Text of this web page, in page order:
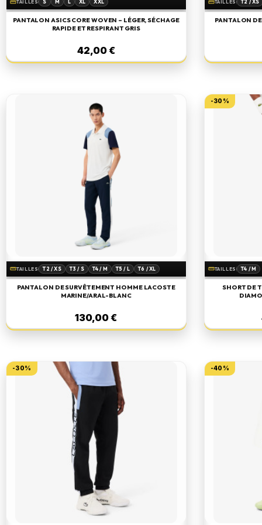
straightenTAILLES S M L XL XXL
PANTALON ASICS CORE WOVEN – LÉGER, SÉCHAGE
RAPIDE ET RESPIRANT GRIS
42,00 €
straightenTAILLES T2 / XS
PANTALON
straightenTAILLES T2 / XS T3 / S T4 / M T5 / L
T6 / XL
T7 / XXL
PANTALON DE SURVÊTEMENT HOMME LACOSTE
MARINE/ARAL-BLANC
130,00 €
-30%
straightenTAILLES T4 / M
SHORT DE
-30% -40%